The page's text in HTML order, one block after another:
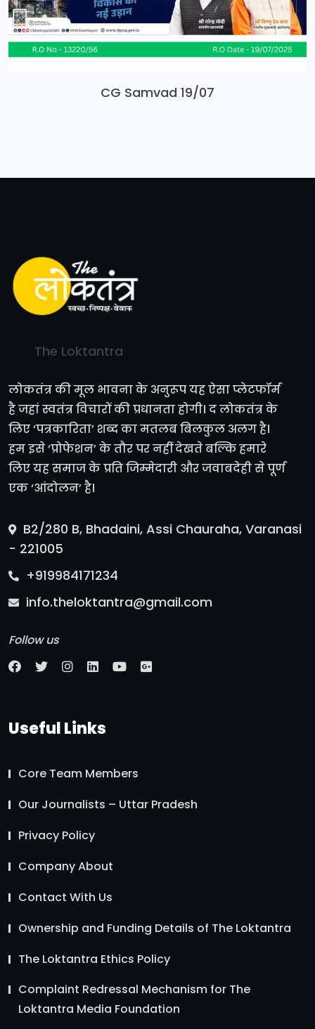
CG Samvad 19/07
The Loktantra
लोकतंत्र की मूल भावना के अनुरूप यह ऐसा प्लेटफॉर्म
है जहां स्वतंत्र विचारों की प्रधानता होगी। द लोकतंत्र के
लिए ‘पत्रकारिता’ शब्द का मतलब बिलकुल अलग है।
हम इसे ‘प्रोफेशन’ के तौर पर नहीं देखते बल्कि हमारे
लिए यह समाज के प्रति जिम्मेदारी और जवाबदेही से पूर्ण
एक ‘आंदोलन’ है।
B2/280 B, Bhadaini, Assi Chauraha, Varanasi
- 221005
+919984171234
info.theloktantra@gmail.com
Follow us
Useful Links
Core Team Members
Our Journalists – Uttar Pradesh
Privacy Policy
Company About
Contact With Us
Ownership and Funding Details of The Loktantra
The Loktantra Ethics Policy
Complaint Redressal Mechanism for The
Loktantra Media Foundation